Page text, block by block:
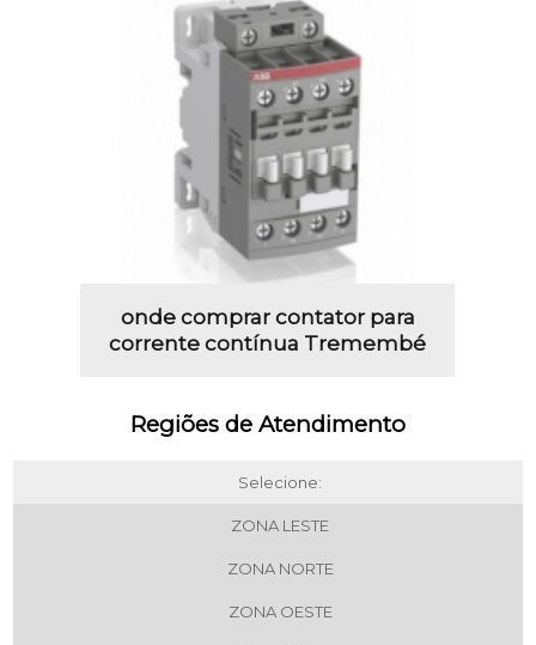
onde comprar contator para
corrente contínua Tremembé
Regiões de Atendimento
Selecione:
ZONA LESTE
ZONA NORTE
ZONA OESTE